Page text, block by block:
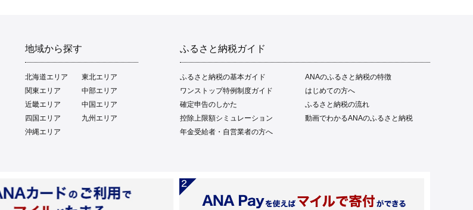
地域から探す
北海道エリア
東北エリア
関東エリア
中部エリア
近畿エリア
中国エリア
四国エリア
九州エリア
沖縄エリア
ふるさと納税ガイド
ふるさと納税の基本ガイド
ANAのふるさと納税の特徴
ワンストップ特例制度ガイド
はじめての方へ
確定申告のしかた
ふるさと納税の流れ
控除上限額シミュレーション
動画でわかるANAのふるさと納税
年金受給者・自営業者の方へ